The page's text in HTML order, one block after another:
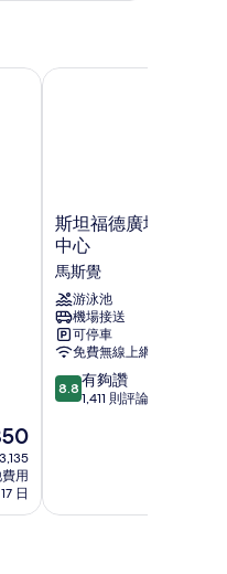
用
日
斯
坦
福
德
廣
場
雪
梨
機
場
中
斯坦福德廣場雪梨機
中心
馬斯覺
游泳池
機場接送
可停車
免費無線上網
8.8
分，
夠
8.8 有夠讚
1,411 則評論
斯坦福德廣場雪梨機場